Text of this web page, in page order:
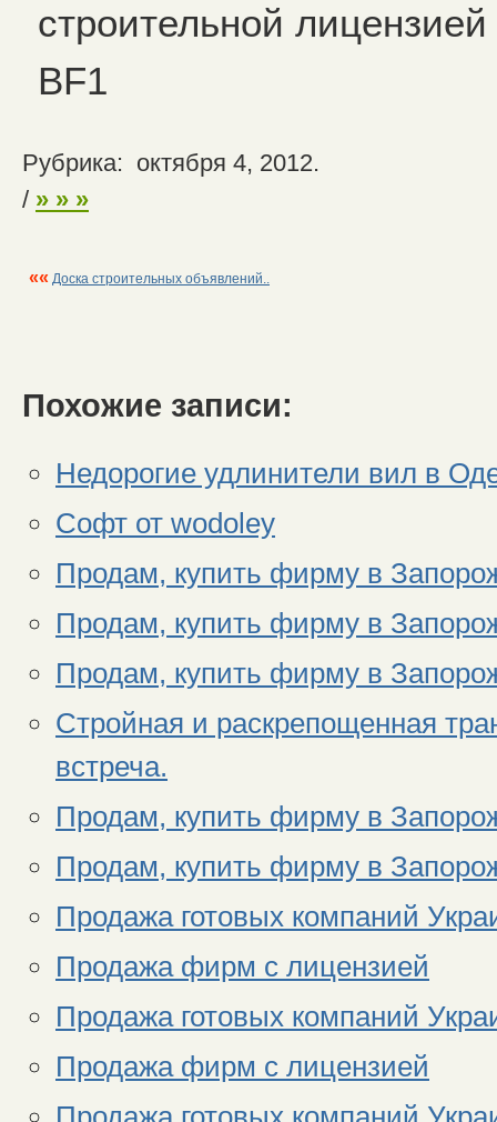
строительной лицензией
BF1
Рубрика: октября 4, 2012.
/ » » »
«« Доска строительных объявлений..
Похожие записи:
Недорогие удлинители вил в
Софт от wodoley
Продам, купить фирму в
Продам, купить фирму в
Продам, купить фирму в
Стройная и раскрепощенная
встреча.
Продам, купить фирму в
Продам, купить фирму в
Продажа готовых компаний
Продажа фирм с лицензией
Продажа готовых компаний
Продажа фирм с лицензией